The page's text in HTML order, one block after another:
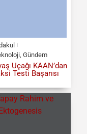
, Gündem
Uçağı KAAN’dan
Testi Başarısı